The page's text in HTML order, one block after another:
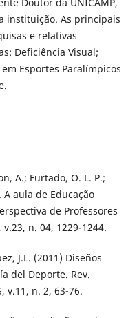
Doutor da UNICAMP,
instituição. As principais
e relativas
Deficiência Visual;
Esportes Paralímpicos
A.; Furtado, O. L. P.;
A aula de Educação
de Professores
n. 04, 1229-1244.
J.L. (2011) Diseños
del Deporte. Rev.
v.11, n. 2, 63-76.